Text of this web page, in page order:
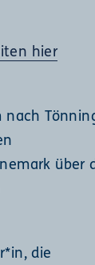
hier
nach
über
die